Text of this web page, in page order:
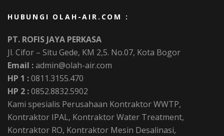
HUBUNGI OLAH-AIR.COM :
PT. ROFIS JAYA PERKASA
Jl. Cifor – Situ Gede, KM 2,5. No.07, Kota Bogor
Email :admin@olah-air.com
HP 1 :0811.3155.470
HP 2 :0852.8832.5902
Kami spesialis Perusahaan Kontraktor WWTP,
Kontraktor IPAL, Kontraktor Water Treatment,
Kontraktor RO, Kontraktor Mesin Desalinasi,